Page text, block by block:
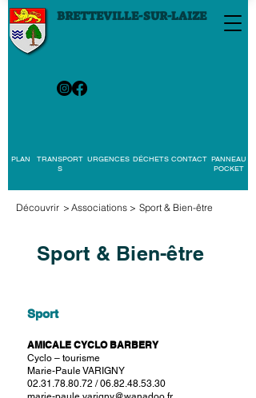
BRETTEVILLE-SUR-LAIZE
PLAN
TRANSPORT
S
URGENCES DÉCHETS CONTACT PANNEAU
POCKET
Découvrir > Associations > Sport & Bien-être
Sport & Bien-être
Sport
AMICALE CYCLO BARBERY
Cyclo – tourisme
Marie-Paule VARIGNY
02.31.78.80.72 / 06.82.48.53.30